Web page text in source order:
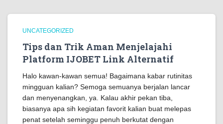
UNCATEGORIZED
Tips dan Trik Aman Menjelajahi
Platform IJOBET Link Alternatif
Halo kawan-kawan semua! Bagaimana kabar rutinitas
mingguan kalian? Semoga semuanya berjalan lancar
dan menyenangkan, ya. Kalau akhir pekan tiba,
biasanya apa sih kegiatan favorit kalian buat melepas
penat setelah seminggu penuh berkutat dengan